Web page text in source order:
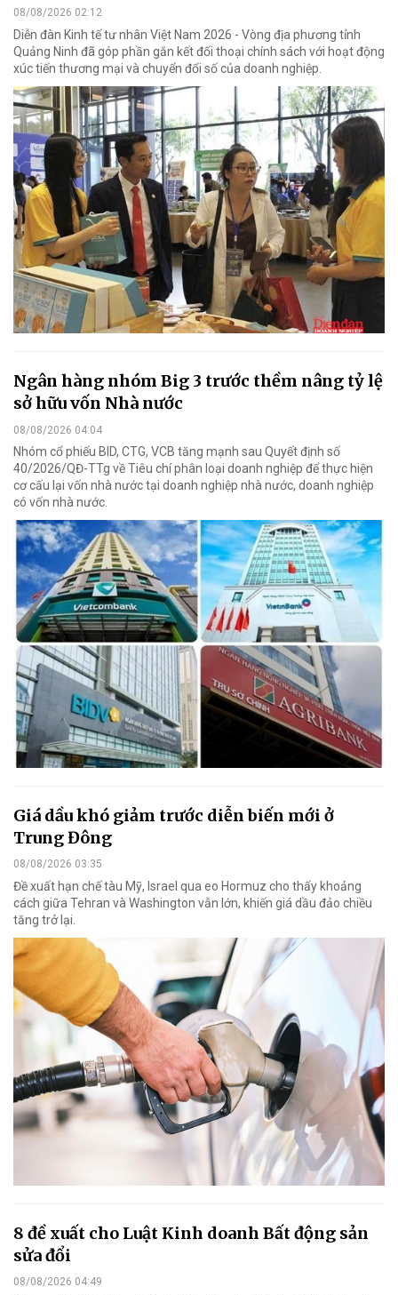
08/08/2026 02:12
Diễn đàn Kinh tế tư nhân Việt Nam 2026 - Vòng địa phương tỉnh
Quảng Ninh đã góp phần gắn kết đối thoại chính sách với hoạt động
xúc tiến thương mại và chuyển đổi số của doanh nghiệp.
Ngân hàng nhóm Big 3 trước thềm nâng tỷ lệ
sở hữu vốn Nhà nước
08/08/2026 04:04
Nhóm cổ phiếu BID, CTG, VCB tăng mạnh sau Quyết định số
40/2026/QĐ-TTg về Tiêu chí phân loại doanh nghiệp để thực hiện
cơ cấu lại vốn nhà nước tại doanh nghiệp nhà nước, doanh nghiệp
có vốn nhà nước.
Giá dầu khó giảm trước diễn biến mới ở
Trung Đông
08/08/2026 03:35
Đề xuất hạn chế tàu Mỹ, Israel qua eo Hormuz cho thấy khoảng
cách giữa Tehran và Washington vẫn lớn, khiến giá dầu đảo chiều
tăng trở lại.
8 đề xuất cho Luật Kinh doanh Bất động sản
sửa đổi
08/08/2026 04:49